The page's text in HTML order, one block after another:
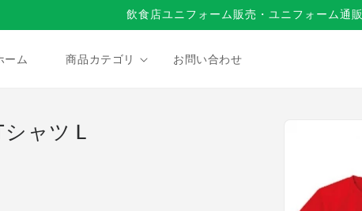
飲食店ユニフォーム販売・ユニフォーム通販
ーム 商品カテゴリ お問い合わせ
ャツ L